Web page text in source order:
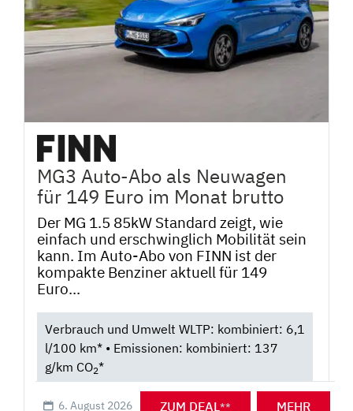
MG3 Auto-Abo als Neuwagen
für 149 Euro im Monat brutto
Der MG 1.5 85kW Standard zeigt, wie
einfach und erschwinglich Mobilität sein
kann. Im Auto-Abo von FINN ist der
kompakte Benziner aktuell für 149
Euro...
Verbrauch und Umwelt WLTP: kombiniert: 6,1
l/100 km* • Emissionen: kombiniert: 137
g/km CO2*
6. August 2026 ZUM DEAL ** MEHR